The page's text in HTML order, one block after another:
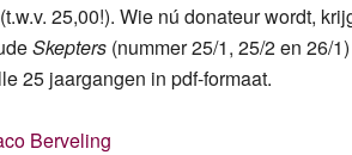
25,00!). Wie nú donateur wordt,
Skepters (nummer 25/1, 25/2 en 26/
25 jaargangen in pdf-formaat.
Berveling